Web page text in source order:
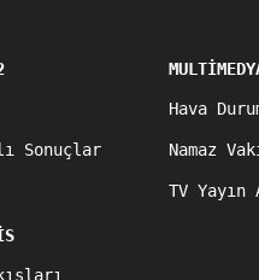
Sonuçlar
Hava
Namaz
TV Yayın